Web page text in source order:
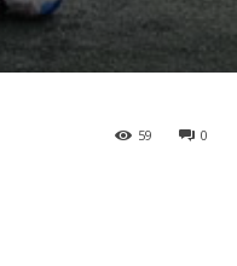
0
59